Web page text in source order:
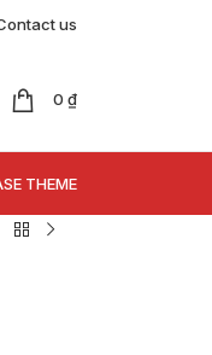
us
0 ₫
THEME